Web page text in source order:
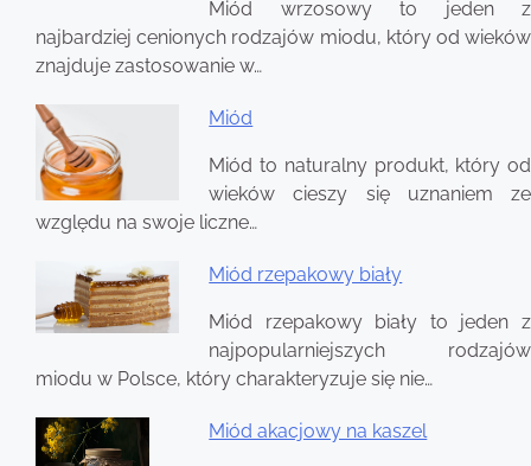
Miód wrzosowy to jeden z
najbardziej cenionych rodzajów miodu, który od wieków
znajduje zastosowanie w…
Miód
Miód to naturalny produkt, który od
wieków cieszy się uznaniem ze
względu na swoje liczne…
Miód rzepakowy biały
Miód rzepakowy biały to jeden z
najpopularniejszych rodzajów
miodu w Polsce, który charakteryzuje się nie…
Miód akacjowy na kaszel